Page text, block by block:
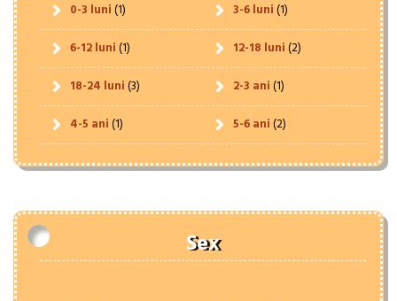
0-3 luni(1) 3-6 luni(1)
6-12 luni(1) 12-18 luni(2)
18-24 luni(3) 2-3 ani(1)
4-5 ani(1) 5-6 ani(2)
Sex